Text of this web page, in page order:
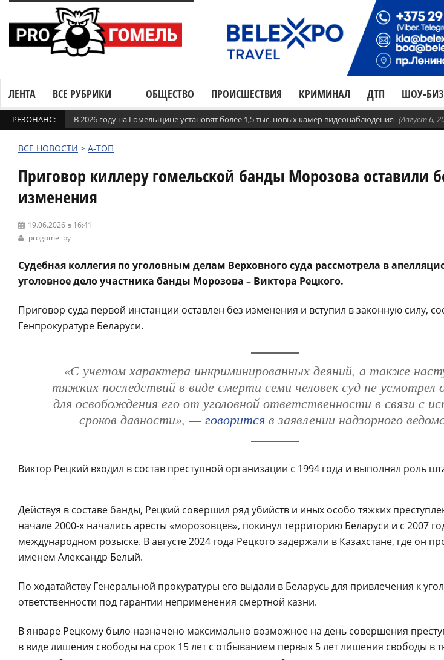
ЛЕНТА ВСЕ РУБРИКИ ОБЩЕСТВО ПРОИСШЕСТВИЯ КРИМИНАЛ ДТП ШОУ-БИЗ
РЕЗОНАНС: В 2026 году на Гомельщине установят более 1,5 тыс. новых камер видеонаблюдения (Август 6,
ВСЕ НОВОСТИ > А-ТОП
Приговор киллеру гомельской банды Морозова оставили
изменения
19.06.2026 в 16:41
progomel.by
Судебная коллегия по уголовным делам Верховного суда рассмотрела в
уголовное дело участника банды Морозова – Виктора Рецкого.
Приговор суда первой инстанции оставлен без изменения и вступил в законную силу,
Генпрокуратуре Беларуси.
«С учетом характера инкриминированных деяний, а также
тяжких последствий в виде смерти семи человек суд не усмотрел
для освобождения его от уголовной ответственности в связи с
сроков давности», — говоритсяв заявлении надзорного
Виктор Рецкий входил в состав преступной организации с 1994 года и выполнял роль
Действуя в составе банды, Рецкий совершил ряд убийств и иных особо тяжких
начале 2000-х начались аресты «морозовцев», покинул территорию Беларуси и с 2007
международном розыске. В августе 2024 года Рецкого задержали в Казахстане, где он
именем Александр Белый.
По ходатайству Генеральной прокуратуры его выдали в Беларусь для привлечения к
ответственности под гарантии неприменения смертной казни.
В январе Рецкому было назначено максимально возможное на день совершения
в виде лишения свободы на срок 15 лет с отбыванием первых 5 лет лишения свободы в